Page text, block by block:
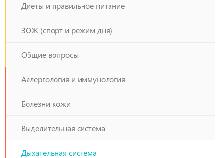
Диеты и правильное питание
ЗОЖ (спорт и режим дня)
Общие вопросы
Аллергология и иммунология
Болезни кожи
Выделительная система
Дыхательная система